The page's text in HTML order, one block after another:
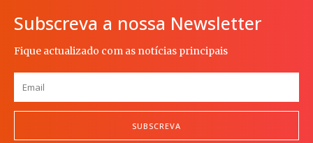
Subscreva a nossa Newsletter
Fique actualizado com as notícias principais
SUBSCREVA